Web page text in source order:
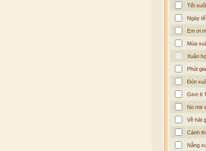
Tết
Ngày
Em ơi
Mùa
Xuân
Phút
Đón
Give It
No me
Về hát
Cánh
Nắng